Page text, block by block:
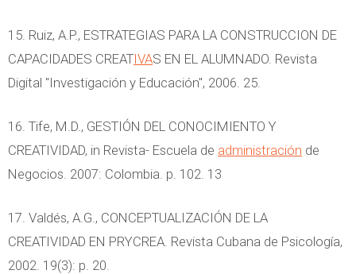
15. Ruiz, A.P., ESTRATEGIAS PARA LA CONSTRUCCION DE
CAPACIDADES CREATIVAS EN EL ALUMNADO. Revista
Digital "Investigación y Educación", 2006. 25.
16. Tife, M.D., GESTIÓN DEL CONOCIMIENTO Y
CREATIVIDAD, in Revista- Escuela de administración de
Negocios. 2007: Colombia. p. 102. 13
17. Valdés, A.G., CONCEPTUALIZACIÓN DE LA
CREATIVIDAD EN PRYCREA. Revista Cubana de Psicología,
2002. 19(3): p. 20.